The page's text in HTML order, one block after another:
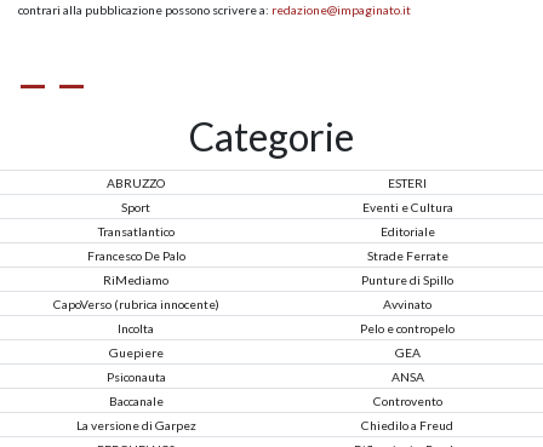
contrari alla pubblicazione possono scrivere a: redazione@impaginato.it
Categorie
ABRUZZO
ESTERI
Sport
Eventi e Cultura
Transatlantico
Editoriale
Francesco De Palo
Strade Ferrate
RiMediamo
Punture di Spillo
CapoVerso (rubrica innocente)
Avvinato
Incolta
Pelo e contropelo
Guepiere
GEA
Psiconauta
ANSA
Baccanale
Controvento
La versione di Garpez
Chiedilo a Freud